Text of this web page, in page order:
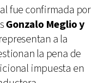
fue confirmada por
Gonzalo Meglio y
a la
la pena de
impuesta en